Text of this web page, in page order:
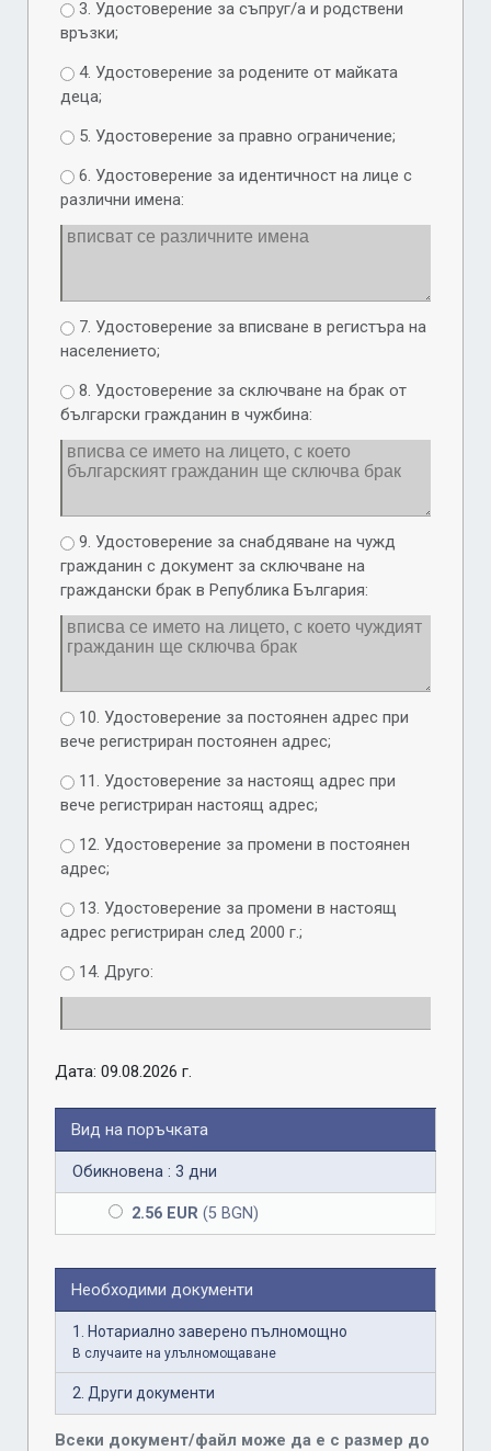
3. Удостоверение за съпруг/а и родствени
връзки;
4. Удостоверение за родените от майката
деца;
5. Удостоверение за правно ограничение;
6. Удостоверение за идентичност на лице с
различни имена:
7. Удостоверение за вписване в регистъра на
населението;
8. Удостоверение за сключване на брак от
български гражданин в чужбина:
9. Удостоверение за снабдяване на чужд
гражданин с документ за сключване на
граждански брак в Република България:
10. Удостоверение за постоянен адрес при
вече регистриран постоянен адрес;
11. Удостоверение за настоящ адрес при
вече регистриран настоящ адрес;
12. Удостоверение за промени в постоянен
адрес;
13. Удостоверение за промени в настоящ
адрес регистриран след 2000 г.;
14. Друго:
Дата: 09.08.2026 г.
Вид на поръчката
Обикновена : 3 дни
2.56 EUR (5 BGN)
Всеки документ/файл може да е с размер до
Необходими документи
1. Нотариално заверено пълномощно
В случаите на улълномощаване
2. Други документи